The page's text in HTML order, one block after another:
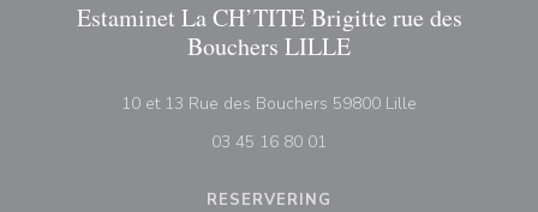
Estaminet La CH’TITE Brigitte rue des
Bouchers LILLE
10 et 13 Rue des Bouchers 59800 Lille
03 45 16 80 01
RESERVERING